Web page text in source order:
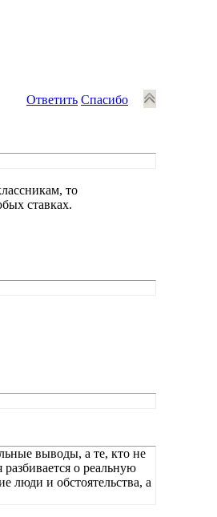
Ответить Спасибо
то
ставках.
выводы, а те, кто не
о реальную
люди и обстоятельства, а